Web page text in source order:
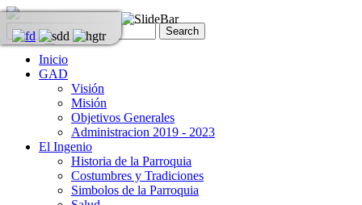
Inicio
GAD
Visión
Misión
Objetivos Generales
Administracion 2019 - 2023
El Ingenio
Historia de la Parroquia
Costumbres y Tradiciones
Simbolos de la Parroquia